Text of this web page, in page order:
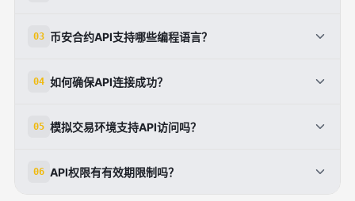
心泄露，如果未开启提币权限，攻击者也无法直接提取
永远不要开启此权限。
03 币安合约API支持哪些编程语言？
等多种编程语言。其中Python是最受欢迎的选择，拥
文档和代码示例供参考。
04 如何确保API连接成功？
fetch_balance()获取账户余额，如果成功返回结果说
不在白名单、未完成身份认证等。
05 模拟交易环境支持API访问吗？
环境单独创建API密钥，在虚拟账户中测试交易策略和
06 API权限有有效期限制吗？